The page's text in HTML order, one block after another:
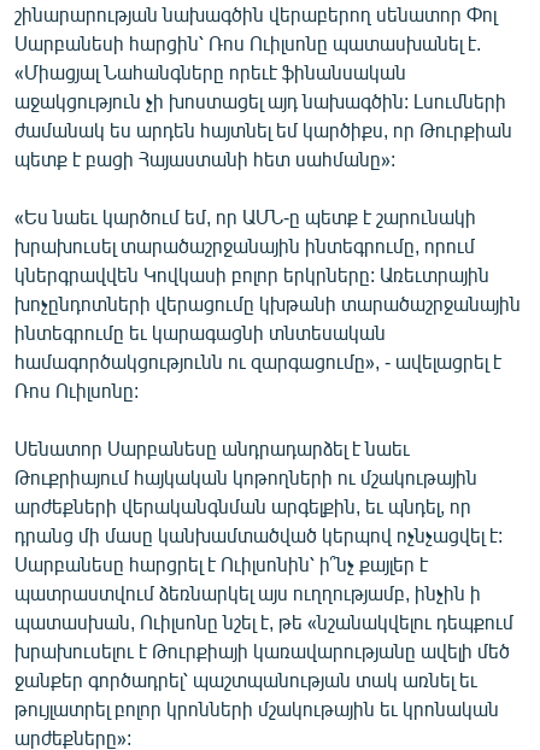
English
Русский
ՀԵՏԵՎԵՔ ՄԵԶ
«Ազատության» բոլոր կայքերը
շինարարության նախագծին վերաբերող սենատոր Փոլ
Սարբանեսի հարցին՝ Ռոս Ուիլսոնը պատասխանել է.
«Միացյալ Նահանգները որեւէ ֆինանսական
աջակցություն չի խոստացել այդ նախագծին: Լսումների
ժամանակ ես արդեն հայտնել եմ կարծիքս, որ Թուրքիան
պետք է բացի Հայաստանի հետ սահմանը»:
«Ես նաեւ կարծում եմ, որ ԱՄՆ-ը պետք է շարունակի
խրախուսել տարածաշրջանային ինտեգրումը, որում
կներգրավվեն Կովկասի բոլոր երկրները: Առեւտրային
խոչընդոտների վերացումը կխթանի տարածաշրջանային
ինտեգրումը եւ կարագացնի տնտեսական
համագործակցությունն ու զարգացումը», - ավելացրել է
Ռոս Ուիլսոնը:
Սենատոր Սարբանեսը անդրադարձել է նաեւ
Թուքրիայում հայկական կոթողների ու մշակութային
արժեքների վերականգնման արգելքին, եւ պնդել, որ
դրանց մի մասը կանխամտածված կերպով ոչնչացվել է:
Սարբանեսը հարցրել է Ուիլսոնին՝ ի՞նչ քայլեր է
պատրաստվում ձեռնարկել այս ուղղությամբ, ինչին ի
պատասխան, Ուիլսոնը նշել է, թե «նշանակվելու դեպքում
խրախուսելու է Թուրքիայի կառավարությանը ավելի մեծ
ջանքեր գործադրել՝ պաշտպանության տակ առնել եւ
թույլատրել բոլոր կրոնների մշակութային եւ կրոնական
արժեքները»: